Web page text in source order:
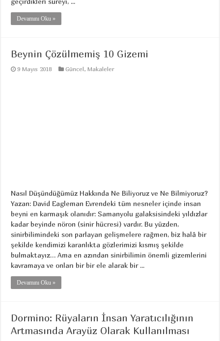
Devamını Oku »
Beynin Çözülmemiş 10 Gizemi
9 Mayıs 2018 Güncel,Makaleler
Nasıl Düşündüğümüz Hakkında Ne Biliyoruz ve Ne Bilmiyoruz?
Yazan: David Eagleman Evrendeki tüm nesneler içinde insan
beyni en karmaşık olanıdır: Samanyolu galaksisindeki yıldızlar
kadar beyinde nöron (sinir hücresi) vardır. Bu yüzden,
sinirbilimindeki son parlayan gelişmelere rağmen, biz halâ bir
şekilde kendimizi karanlıkta gözlerimizi kısmış şekilde
bulmaktayız… Ama en azından sinirbilimin önemli gizemlerini
kavramaya ve onları bir bir ele alarak bir ...
Devamını Oku »
Dormino: Rüyaların İnsan Yaratıcılığının
Artmasında Arayüz Olarak Kullanılması